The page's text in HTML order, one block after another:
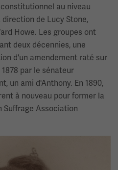
au niveau
de Lucy Stone,
Howe. Les groupes ont
deux décennies, une
d'un amendement raté sur
par le sénateur
un ami d'Anthony. En 1890,
à nouveau pour former la
Suffrage Association